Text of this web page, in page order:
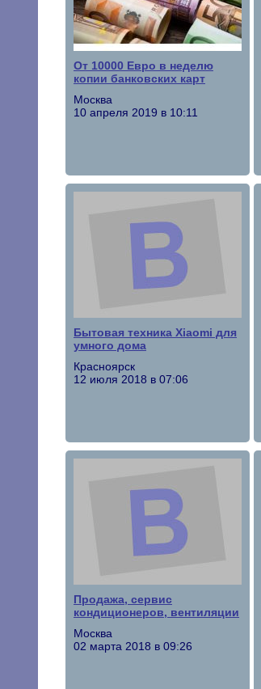
От 10000 Евро в неделю
копии банковских карт
Москва
10 апреля 2019 в 10:11
Бытовая техника Xiaomi для
умного дома
Красноярск
12 июля 2018 в 07:06
Продажа, сервис
кондиционеров, вентиляции
Москва
02 марта 2018 в 09:26